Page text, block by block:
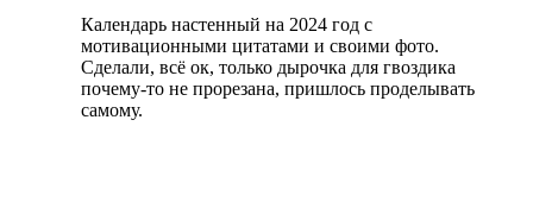
Календарь настенный на 2024 год с
мотивационными цитатами и своими фото.
Сделали, всё ок, только дырочка для гвоздика
почему-то не прорезана, пришлось проделывать
самому.